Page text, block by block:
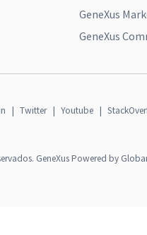
GeneXus
GeneXus
| Twitter | Youtube |
GeneXus Powered by